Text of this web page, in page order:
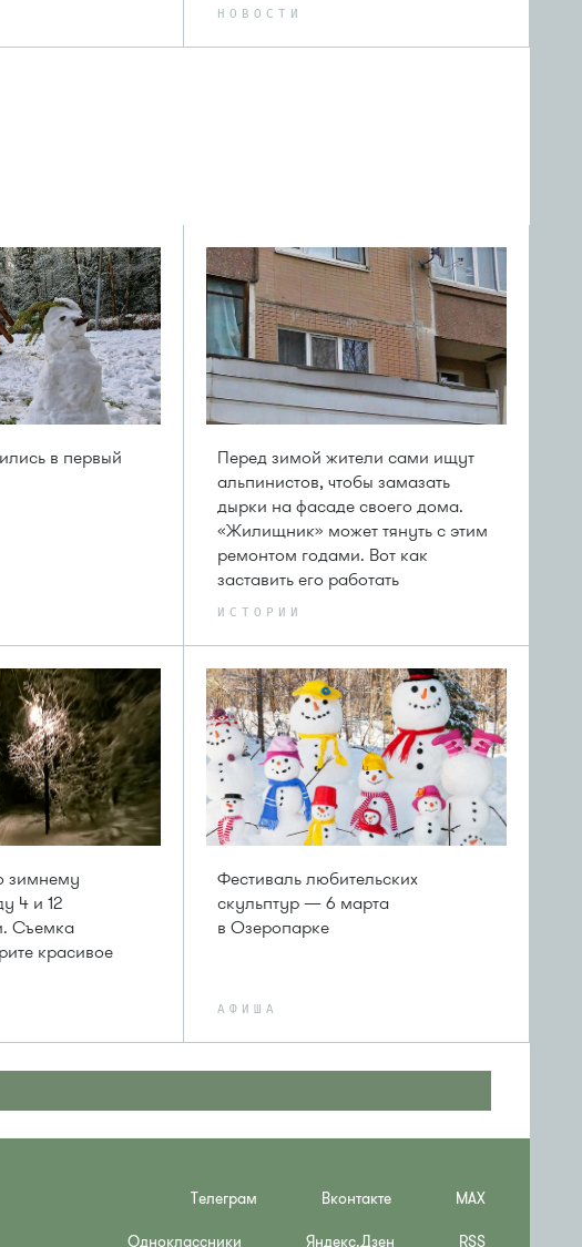
НОВОСТИ
в первый
Перед зимой жители сами ищут
альпинистов, чтобы замазать
дырки на фасаде своего дома.
«Жилищник» может тянуть с этим
ремонтом годами. Вот как
заставить его работать
ИСТОРИИ
зимнему
4 и 12
Съемка
красивое
Фестиваль любительских
скульптур — 6 марта
в Озеропарке
АФИША
Телеграм Вконтакте MAX
Одноклассники Яндекс.Дзен RSS